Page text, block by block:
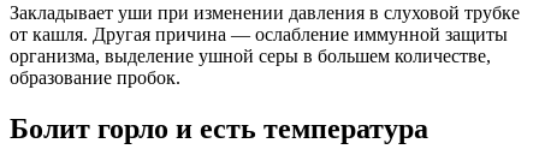
Закладывает уши при изменении давления в слуховой трубке
от кашля. Другая причина — ослабление иммунной защиты
организма, выделение ушной серы в большем количестве,
образование пробок.
Болит горло и есть температура